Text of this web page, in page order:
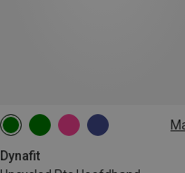
Dynafit
ONE SIZE